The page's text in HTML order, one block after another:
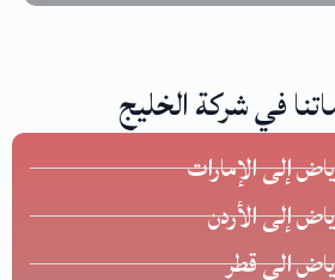
في شركة الخليج
إلى الإمارات
إلى الأردن
الي قطر